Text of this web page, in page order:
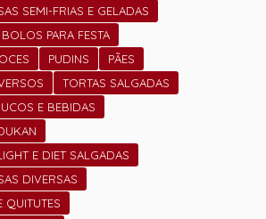
SEMI-FRIAS E GELADAS
BOLOS PARA FESTA
PUDINS
PÃES
TORTAS SALGADAS
E BEBIDAS
E DIET SALGADAS
DIVERSAS
QUITUTES